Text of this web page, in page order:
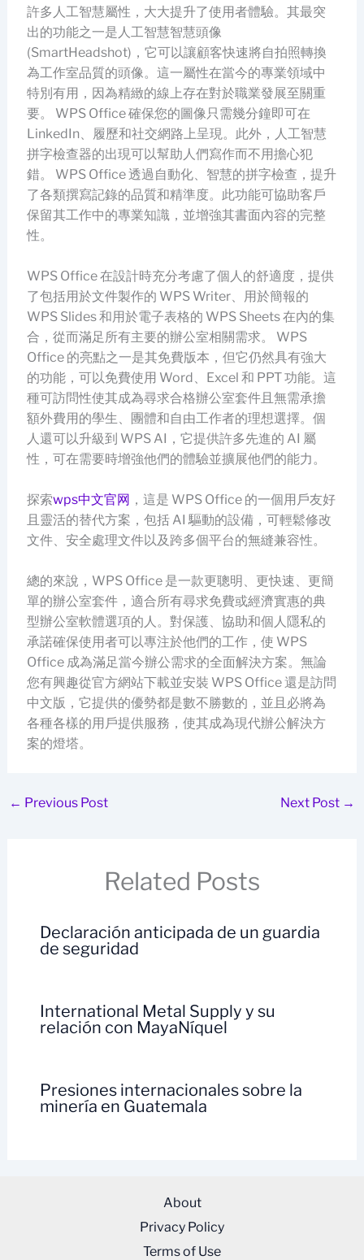
許多人工智慧屬性，大大提升了使用者體驗。其最突
出的功能之一是人工智慧智慧頭像
(SmartHeadshot)，它可以讓顧客快速將自拍照轉換
為工作室品質的頭像。這一屬性在當今的專業領域中
特別有用，因為精緻的線上存在對於職業發展至關重
要。 WPS Office 確保您的圖像只需幾分鐘即可在
LinkedIn、履歷和社交網路上呈現。此外，人工智慧
拼字檢查器的出現可以幫助人們寫作而不用擔心犯
錯。 WPS Office 透過自動化、智慧的拼字檢查，提升
了各類撰寫記錄的品質和精準度。此功能可協助客戶
保留其工作中的專業知識，並增強其書面內容的完整
性。
WPS Office 在設計時充分考慮了個人的舒適度，提供
了包括用於文件製作的 WPS Writer、用於簡報的
WPS Slides 和用於電子表格的 WPS Sheets 在內的集
合，從而滿足所有主要的辦公室相關需求。 WPS
Office 的亮點之一是其免費版本，但它仍然具有強大
的功能，可以免費使用 Word、Excel 和 PPT 功能。這
種可訪問性使其成為尋求合格辦公室套件且無需承擔
額外費用的學生、團體和自由工作者的理想選擇。個
人還可以升級到 WPS AI，它提供許多先進的 AI 屬
性，可在需要時增強他們的體驗並擴展他們的能力。
探索wps中文官网 ，這是 WPS Office 的一個用戶友好
且靈活的替代方案，包括 AI 驅動的設備，可輕鬆修改
文件、安全處理文件以及跨多個平台的無縫兼容性。
總的來說，WPS Office 是一款更聰明、更快速、更簡
單的辦公室套件，適合所有尋求免費或經濟實惠的典
型辦公室軟體選項的人。對保護、協助和個人隱私的
承諾確保使用者可以專注於他們的工作，使 WPS
Office 成為滿足當今辦公需求的全面解決方案。無論
您有興趣從官方網站下載並安裝 WPS Office 還是訪問
中文版，它提供的優勢都是數不勝數的，並且必將為
各種各樣的用戶提供服務，使其成為現代辦公解決方
案的燈塔。
← Previous Post Next Post →
Related Posts
Declaración anticipada de un guardia
de seguridad
International Metal Supply y su
relación con MayaNíquel
Presiones internacionales sobre la
minería en Guatemala
About
Privacy Policy
Terms of Use